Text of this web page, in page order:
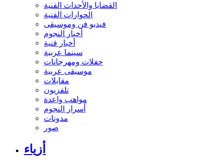
القضايا والأحداث الفنية
الحوارات الفنية
فيديو فن وموسيقى
أخبار النجوم
أخبار فنية
سينما عربية
حفلات ومهرجانات
موسيقى عربية
مقابلات
تلفزيون
مواهب واعدة
أسرار النجوم
مدونات
صور
أزياء